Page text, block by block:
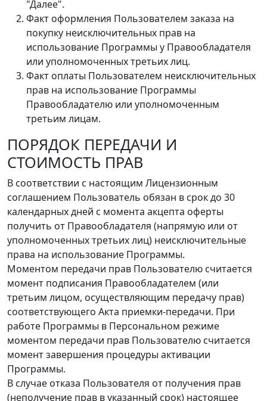
"Далее".
Факт оформления Пользователем заказа на
покупку неисключительных прав на
использование Программы у Правообладателя
или уполномоченных третьих лиц.
Факт оплаты Пользователем неисключительных
прав на использование Программы
Правообладателю или уполномоченным
третьим лицам.
ПОРЯДОК ПЕРЕДАЧИ И
СТОИМОСТЬ ПРАВ
В соответствии с настоящим Лицензионным
соглашением Пользователь обязан в срок до 30
календарных дней с момента акцепта оферты
получить от Правообладателя (напрямую или от
уполномоченных третьих лиц) неисключительные
права на использование Программы.
Моментом передачи прав Пользователю считается
момент подписания Правообладателем (или
третьим лицом, осуществляющим передачу прав)
соответствующего Акта приемки-передачи. При
работе Программы в Персональном режиме
моментом передачи прав Пользователю считается
момент завершения процедуры активации
Программы.
В случае отказа Пользователя от получения прав
(неполучение прав в указанный срок) настоящее